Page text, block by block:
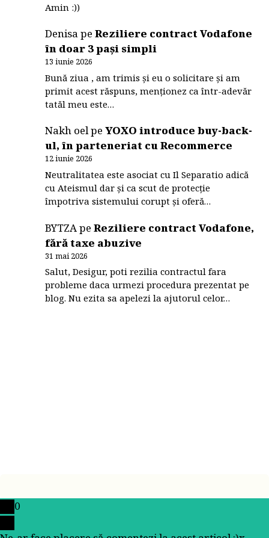
Amin :))
DenisapeReziliere contract Vodafone
în doar 3 pași simpli
13 iunie 2026
Bună ziua , am trimis și eu o solicitare și am
primit acest răspuns, menționez ca într-adevăr
tatăl meu este…
Nakh oelpeYOXO introduce buy-back-
ul, în parteneriat cu Recommerce
12 iunie 2026
Neutralitatea este asociat cu Il Separatio adică
cu Ateismul dar și ca scut de protecție
împotriva sistemului corupt și oferă…
BYTZApeReziliere contract Vodafone,
fără taxe abuzive
31 mai 2026
Salut, Desigur, poti rezilia contractul fara
probleme daca urmezi procedura prezentat pe
blog. Nu ezita sa apelezi la ajutorul celor…
0